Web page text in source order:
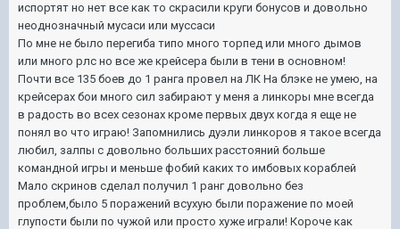
испортят но нет все как то скрасили круги бонусов и довольно
неоднозначный мусаси или муссаси
По мне не было перегиба типо много торпед или много дымов
или много рлс но все же крейсера были в тени в основном!
Почти все 135 боев до 1 ранга провел на ЛК На блэке не умею, на
крейсерах бои много сил забирают у меня а линкоры мне всегда
в радость во всех сезонах кроме первых двух когда я еще не
понял во что играю! Запомнились дуэли линкоров я такое всегда
любил, залпы с довольно больших расстояний больше
командной игры и меньше фобий каких то имбовых кораблей
Мало скринов сделал получил 1 ранг довольно без
проблем,было 5 поражений всухую были поражение по моей
глупости были по чужой или просто хуже играли! Короче как